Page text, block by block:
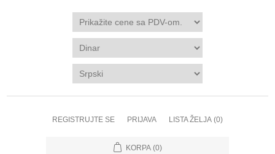
REGISTRUJTE SE PRIJAVA LISTA ŽELJA (0)
KORPA (0)